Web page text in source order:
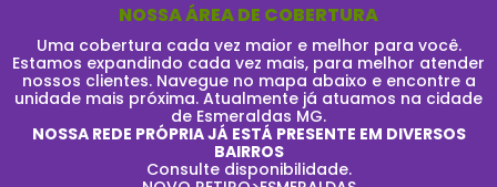
NOSSA ÁREA DE COBERTURA
Uma cobertura cada vez maior e melhor para você.
Estamos expandindo cada vez mais, para melhor atender
nossos clientes. Navegue no mapa abaixo e encontre a
unidade mais próxima. Atualmente já atuamos na cidade
de Esmeraldas MG.
NOSSA REDE PRÓPRIA JÁ ESTÁ PRESENTE EM DIVERSOS
BAIRROS
Consulte disponibilidade.